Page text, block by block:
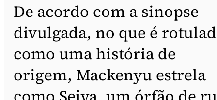
De acordo com a sinopse
divulgada, no que é
como uma história de
origem, Mackenyu estrela